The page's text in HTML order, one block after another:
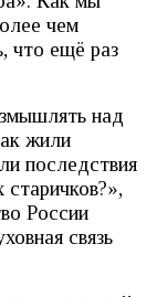
чем
что ещё раз
над
жили
последствия
России
связь